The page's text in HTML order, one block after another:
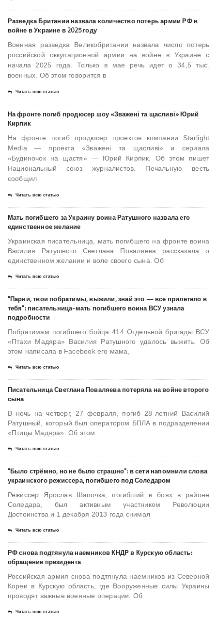
Разведка Британии назвала количество потерь армии РФ в
войне в Украине в 2025 году
Военная разведка Великобритании назвала число потерь
российской оккупационной армии на войне в Украине с
начала 2025 года. Только в мае речь идет о 34,5 тыс.
военных. Об этом говорится в
Читать всю статью
На фронте погиб продюсер шоу «Зважені та щасливі» Юрий
Кирпик
На фронте погиб продюсер проектов компании Starlight
Media — проекта «Зважені та щасливі» и сериала
«Будиночок на щастя» — Юрий Кирпик. Об этом пишет
Национальный союз журналистов. Печальную весть
сообщил
Читать всю статью
Мать погибшего за Украину воина Ратушного назвала его
единственное желание
Украинская писательница, мать погибшего на фронте воина
Василия Ратушного Светлана Поваляева рассказала о
единственном желании и воле своего сына. Об
Читать всю статью
"Парни, твои побратимы, выжили, знай это — все прилетело в
тебя": писательница-мать погибшего воина ВСУ узнала
подробности
Побратимам погибшего бойца 414 Отдельной бригады ВСУ
«Птахи Мадяра» Василия Ратушного удалось выжить. Об
этом написала в Facebook его мама,
Читать всю статью
Писательница Светлана Поваляева потеряла на войне второго
сына
В ночь на четверг, 27 февраля, погиб 28-летний Василий
Ратушный, который был оператором БПЛА в подразделении
«Птицы Мадяра». Об этом
Читать всю статью
"Было стрёмно, но не было страшно": в сети напомнили слова
украинского режиссера, погибшего под Соледаром
Режиссер Ярослав Шапочка, погибший в боях в районе
Соледара, был активным участником Революции
Достоинства и 1 декабря 2013 года снимал
Читать всю статью
РФ снова подтянула наемников КНДР в Курскую область:
обращение президента
Российская армия снова подтянула наемников из Северной
Кореи в Курскую область, где Вооруженные силы Украины
проводят важные военные операции. Об
Читать всю статью